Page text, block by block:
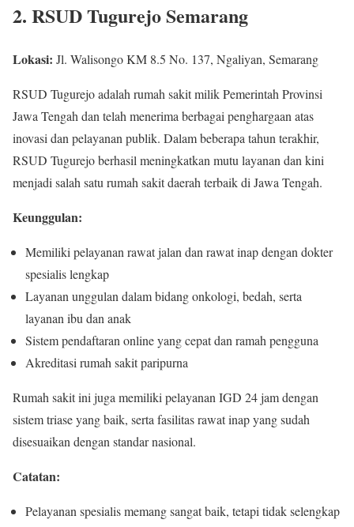
2. RSUD Tugurejo Semarang
Lokasi: Jl. Walisongo KM 8.5 No. 137, Ngaliyan, Semarang
RSUD Tugurejo adalah rumah sakit milik Pemerintah Provinsi
Jawa Tengah dan telah menerima berbagai penghargaan atas
inovasi dan pelayanan publik. Dalam beberapa tahun terakhir,
RSUD Tugurejo berhasil meningkatkan mutu layanan dan kini
menjadi salah satu rumah sakit daerah terbaik di Jawa Tengah.
Keunggulan:
Memiliki pelayanan rawat jalan dan rawat inap dengan dokter
spesialis lengkap
Layanan unggulan dalam bidang onkologi, bedah, serta
layanan ibu dan anak
Sistem pendaftaran online yang cepat dan ramah pengguna
Akreditasi rumah sakit paripurna
Rumah sakit ini juga memiliki pelayanan IGD 24 jam dengan
sistem triase yang baik, serta fasilitas rawat inap yang sudah
disesuaikan dengan standar nasional.
Catatan:
Pelayanan spesialis memang sangat baik, tetapi tidak selengkap